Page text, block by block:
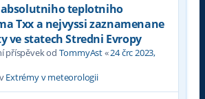
absolutniho teplotniho
Txx a nejvyssi zaznamenane
ve statech Stredni Evropy
příspěvek od TommyAst«24 črc 2023,
Extrémy v meteorologii